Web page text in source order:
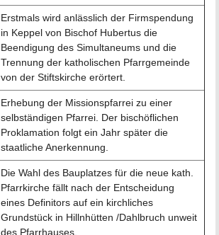
Erstmals wird anlässlich der Firmspendung
in Keppel von Bischof Hubertus die
Beendigung des Simultaneums und die
Trennung der katholischen Pfarrgemeinde
von der Stiftskirche erörtert.
Erhebung der Missionspfarrei zu einer
selbständigen Pfarrei. Der bischöflichen
Proklamation folgt ein Jahr später die
staatliche Anerkennung.
Die Wahl des Bauplatzes für die neue kath.
Pfarrkirche fällt nach der Entscheidung
eines Definitors auf ein kirchliches
Grundstück in Hillnhütten /Dahlbruch unweit
des Pfarrhauses.